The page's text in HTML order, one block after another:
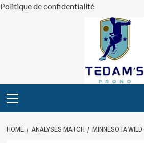
Politique de confidentialité
Menu
HOME ANALYSES MATCH MINNESOTA